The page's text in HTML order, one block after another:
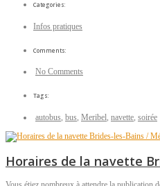
Categories:
Infos pratiques
Comments:
No Comments
Tags:
autobus, bus, Meribel, navette, soirée
Horaires de la navette